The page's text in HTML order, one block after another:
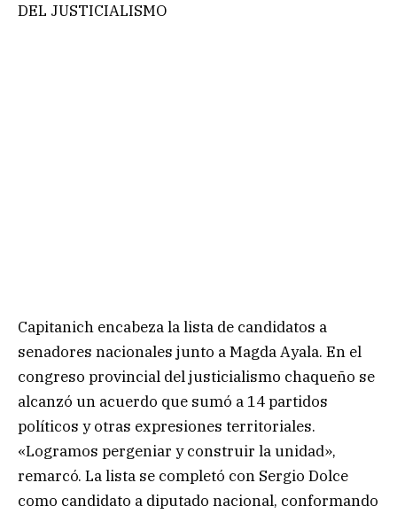
DEL JUSTICIALISMO
Capitanich encabeza la lista de candidatos a
senadores nacionales junto a Magda Ayala. En el
congreso provincial del justicialismo chaqueño se
alcanzó un acuerdo que sumó a 14 partidos
políticos y otras expresiones territoriales.
«Logramos pergeniar y construir la unidad»,
remarcó. La lista se completó con Sergio Dolce
como candidato a diputado nacional, conformando